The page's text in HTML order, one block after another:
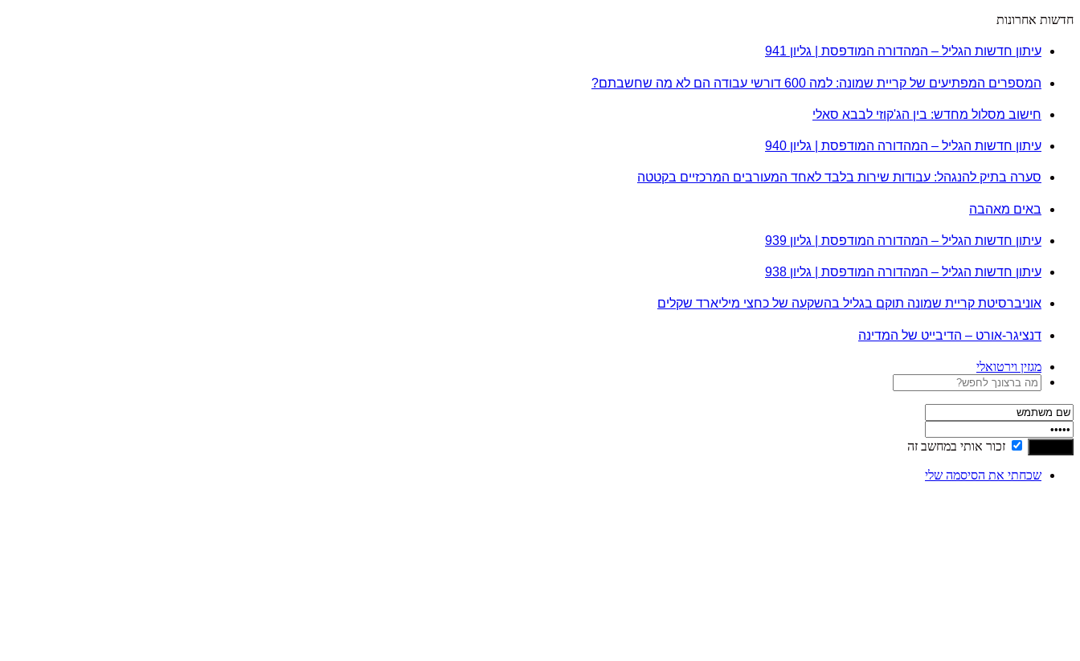
חדשות אחרונות
עיתון חדשות הגליל – המהדורה המודפסת | גליון 941
המספרים המפתיעים של קריית שמונה: למה 600 דורשי עבודה הם לא מה שחשבתם?
חישוב מסלול מחדש: בין הג'קוזי לבבא סאלי
עיתון חדשות הגליל – המהדורה המודפסת | גליון 940
סערה בתיק להנגהל: עבודות שירות בלבד לאחד המעורבים המרכזיים בקטטה
באים מאהבה
עיתון חדשות הגליל – המהדורה המודפסת | גליון 939
עיתון חדשות הגליל – המהדורה המודפסת | גליון 938
אוניברסיטת קריית שמונה תוקם בגליל בהשקעה של כחצי מיליארד שקלים
דנציגר-אורט – הדיבייט של המדינה
מגזין וירטואלי
זכור אותי במחשב זה
שכחתי את הסיסמה שלי